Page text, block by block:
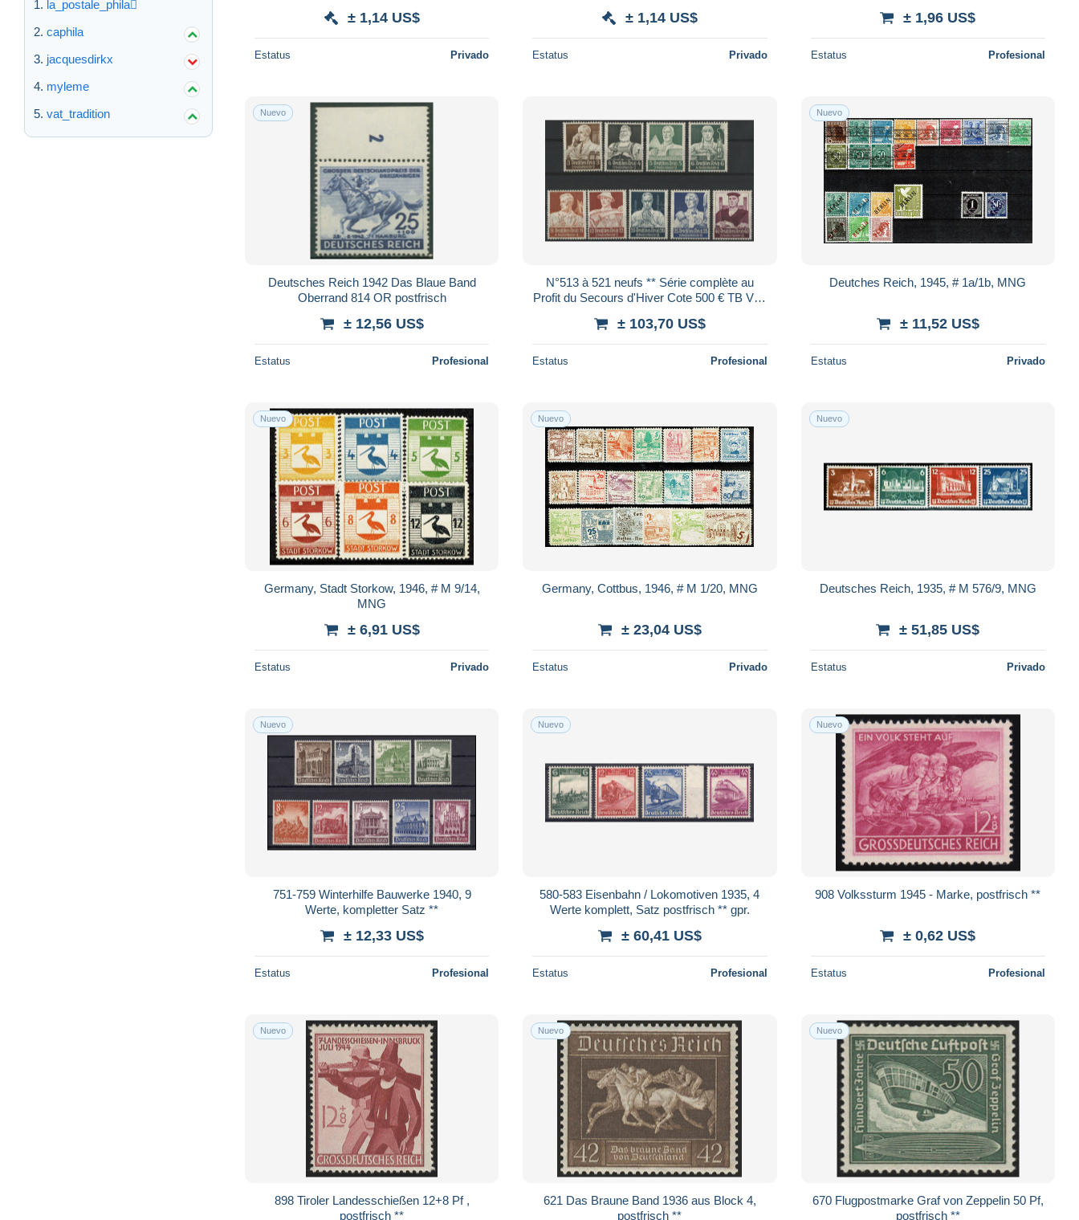
la_postale_phila
caphila
jacquesdirkx
myleme
vat_tradition
± 1,14 US$
Estatus Privado
± 1,14 US$
Estatus Privado
± 1,96 US$
Estatus Profesional
Nuevo
Deutsches Reich 1942 Das Blaue Band
Oberrand 814 OR postfrisch
± 12,56 US$
Estatus Profesional
N°513 à 521 neufs ** Série complète au
Profit du Secours d'Hiver Cote 500 € TB Voir
± 103,70 US$
Estatus Profesional
Nuevo
Deutches Reich, 1945, # 1a/1b, MNG
± 11,52 US$
Estatus Privado
Nuevo
Germany, Stadt Storkow, 1946, # M 9/14,
MNG
± 6,91 US$
Estatus Privado
Nuevo
Germany, Cottbus, 1946, # M 1/20, MNG
± 23,04 US$
Estatus Privado
Nuevo
Deutsches Reich, 1935, # M 576/9, MNG
± 51,85 US$
Estatus Privado
Nuevo
751-759 Winterhilfe Bauwerke 1940, 9
Werte, kompletter Satz **
± 12,33 US$
Estatus Profesional
Nuevo
580-583 Eisenbahn / Lokomotiven 1935, 4
Werte komplett, Satz postfrisch ** gpr.
± 60,41 US$
Estatus Profesional
Nuevo
908 Volkssturm 1945 - Marke, postfrisch **
± 0,62 US$
Estatus Profesional
Nuevo
898 Tiroler Landesschießen 12+8 Pf ,
postfrisch **
Nuevo
621 Das Braune Band 1936 aus Block 4,
postfrisch **
Nuevo
670 Flugpostmarke Graf von Zeppelin 50 Pf,
postfrisch **